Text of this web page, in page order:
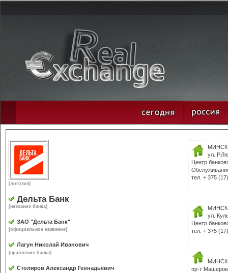
[логотип]
Дельта Банк
[название банка]
ЗАО "Дельта Банк"
[официальное название]
Лагун Николай Иванович
[правление банка]
Столяров Александр Геннадьевич
ул.
Центр
тел. + 375
ул.
Центр
тел. + 375
пр-т